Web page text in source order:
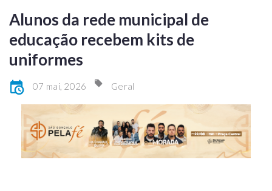
Alunos da rede municipal de
educação recebem kits de
uniformes
07 mai, 2026 Geral